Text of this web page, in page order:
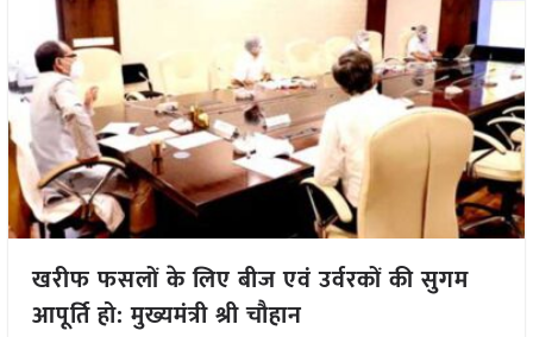
खरीफ फसलों के लिए बीज एवं उर्वरकों की सुगम
आपूर्ति हो: मुख्यमंत्री श्री चौहान